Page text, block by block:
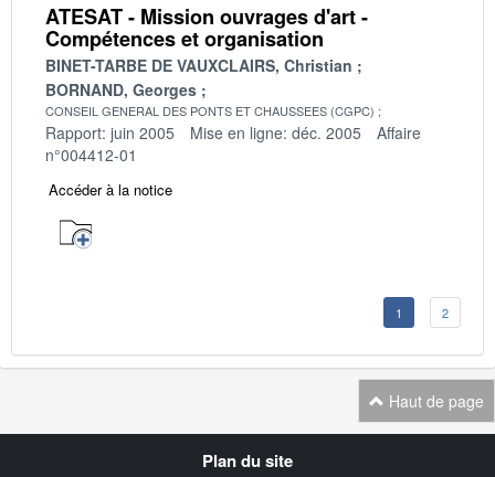
ATESAT - Mission ouvrages d'art -
Compétences et organisation
BINET-TARBE DE VAUXCLAIRS, Christian
BORNAND, Georges
CONSEIL GENERAL DES PONTS ET CHAUSSEES (CGPC)
Rapport: juin 2005 Mise en ligne: déc. 2005
Affaire
n°004412-01
Accéder à la notice
1 2
Haut de page
Plan du site